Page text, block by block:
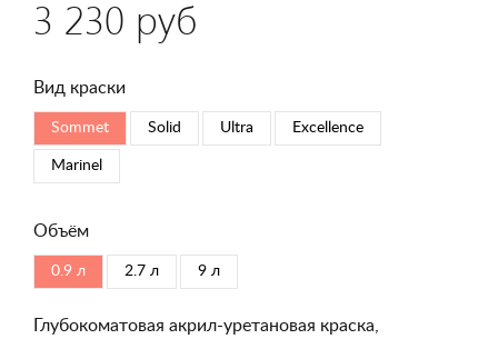
3 230 руб
Вид краски
Sommet Solid Ultra Excellence
Marinel
Объём
0.9 л 2.7 л 9 л
Глубокоматовая акрил-уретановая краска,